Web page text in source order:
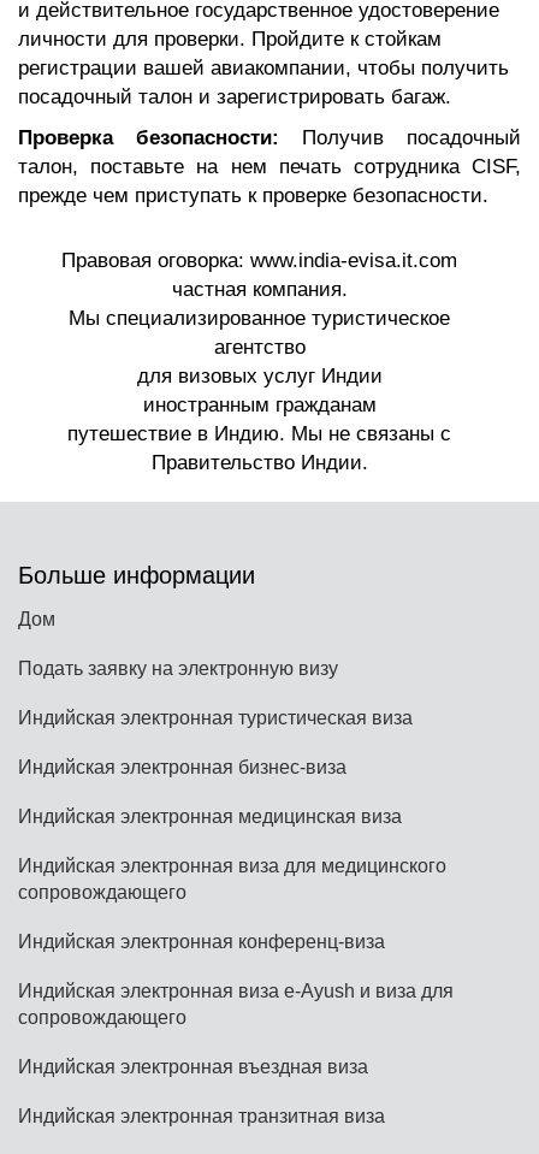
и действительное государственное удостоверение
личности для проверки. Пройдите к стойкам
регистрации вашей авиакомпании, чтобы получить
посадочный талон и зарегистрировать багаж.
Проверка безопасности:
Получив посадочный
талон, поставьте на нем печать сотрудника CISF,
прежде чем приступать к проверке безопасности.
Больше информации
Дом
Подать заявку на электронную визу
Индийская электронная туристическая виза
Индийская электронная бизнес-виза
Индийская электронная медицинская виза
Индийская электронная виза для медицинского
сопровождающего
Индийская электронная конференц-виза
Индийская электронная виза e-Ayush и виза для
сопровождающего
Индийская электронная въездная виза
Индийская электронная транзитная виза